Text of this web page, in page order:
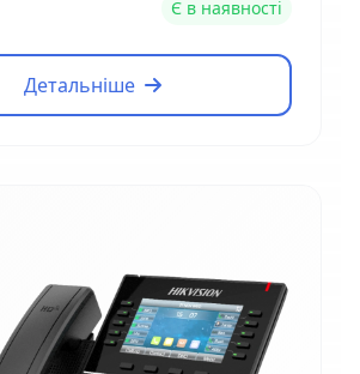
Є в наявності
Детальніше